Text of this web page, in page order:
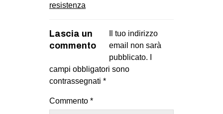
resistenza
Lascia un
commento
Il tuo indirizzo
email non sarà
pubblicato.
campi obbligatori sono
contrassegnati *
Commento *